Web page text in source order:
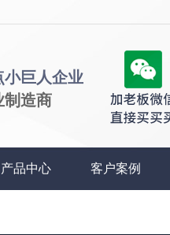
小巨人企业
制造商
产品中心 客户案例